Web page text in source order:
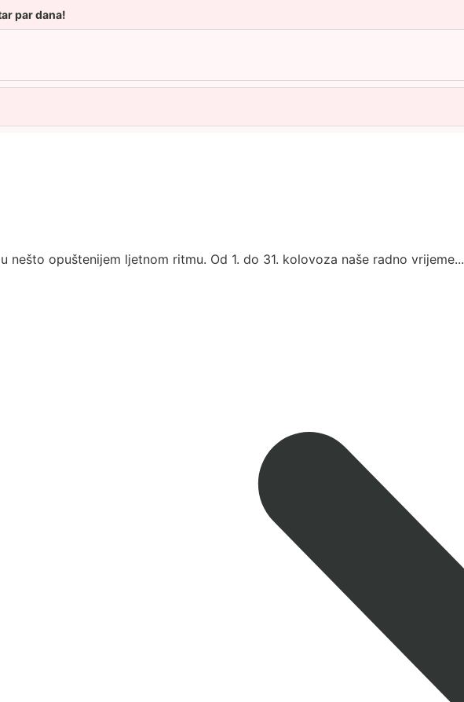
par dana!
opuštenijem ljetnom ritmu. Od 1. do 31. kolovoza naše radno vrijeme...